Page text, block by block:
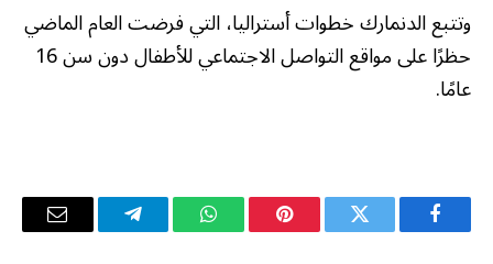
وتتبع الدنمارك خطوات أستراليا، التي فرضت العام الماضي
حظرًا على مواقع التواصل الاجتماعي للأطفال دون سن 16
عامًا.
فيسبوك تويتر بينتيريستواتساب تيلقرام
البريد